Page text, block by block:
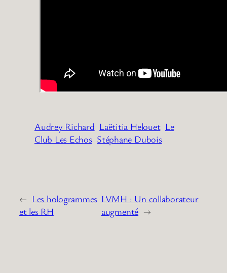
Audrey Richard Laëtitia Helouet Le
Club Les Echos Stéphane Dubois
← Les hologrammes
et les RH
LVMH : Un collaborateur
augmenté →